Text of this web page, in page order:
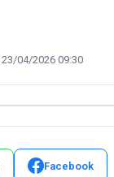
23/04/2026 09:30
Facebook